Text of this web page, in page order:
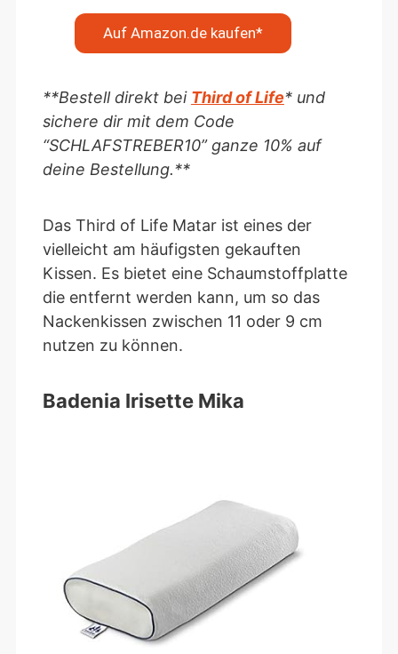
Auf Amazon.de kaufen*
**Bestell direkt bei Third of Life* und
sichere dir mit dem Code
“SCHLAFSTREBER10” ganze 10% auf
deine Bestellung.**
Das Third of Life Matar ist eines der
vielleicht am häufigsten gekauften
Kissen. Es bietet eine Schaumstoffplatte
die entfernt werden kann, um so das
Nackenkissen zwischen 11 oder 9 cm
nutzen zu können.
Badenia Irisette Mika